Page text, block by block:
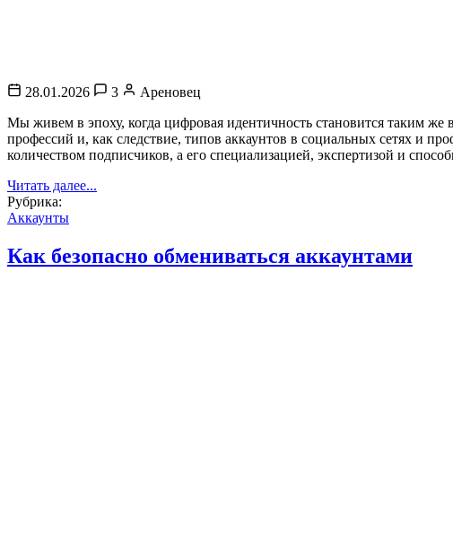
28.01.2026 3
Ареновец
Мы живем в эпоху, когда цифровая идентичность становится таким
профессий и, как следствие, типов аккаунтов в социальных сетях и
количеством подписчиков, а его специализацией, экспертизой и
Читать далее...
Рубрика:
Аккаунты
Как безопасно обмениваться аккаунтами